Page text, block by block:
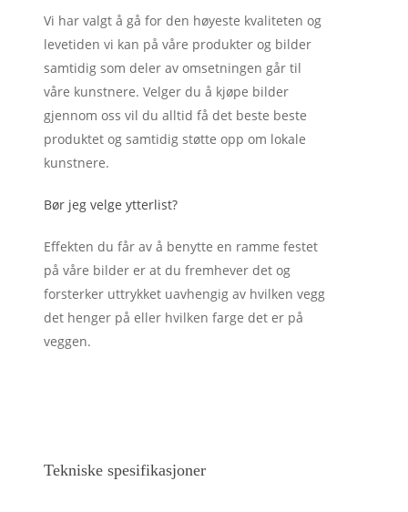
Vi har valgt å gå for den høyeste kvaliteten og
levetiden vi kan på våre produkter og bilder
samtidig som deler av omsetningen går til
våre kunstnere. Velger du å kjøpe bilder
gjennom oss vil du alltid få det beste beste
produktet og samtidig støtte opp om lokale
kunstnere.
Bør jeg velge ytterlist?
Effekten du får av å benytte en ramme festet
på våre bilder er at du fremhever det og
forsterker uttrykket uavhengig av hvilken vegg
det henger på eller hvilken farge det er på
veggen.
Tekniske spesifikasjoner